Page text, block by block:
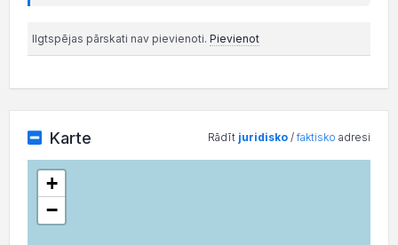
Ilgtspējas pārskati nav pievienoti. Pievienot
Karte Rādīt juridisko /faktisko adresi
+
−